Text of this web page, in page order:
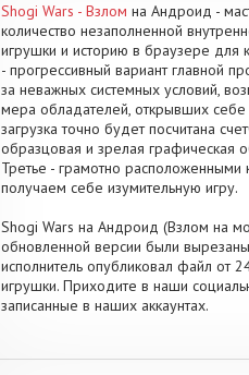
Shogi Wars - Взлом на Андроид -
количество незаполненной
игрушки и историю в браузере
- прогрессивный вариант главной
за неважных системных условий,
мера обладателей, открывших
загрузка точно будет посчитана
образцовая и зрелая графическая
Третье - грамотно
получаем себе изумительную игру.
Shogi Wars на Андроид (Взлом на
обновленной версии были
исполнитель опубликовал файл от
игрушки. Приходите в наши
записанные в наших аккаунтах.